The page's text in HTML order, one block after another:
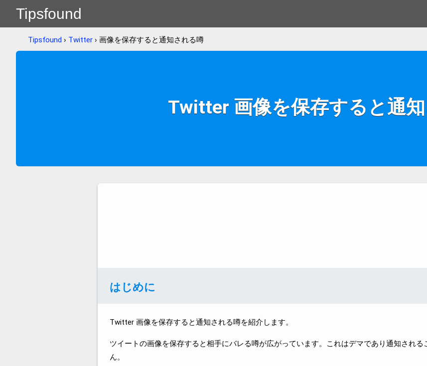
Tipsfound
Tipsfound › Twitter › 画像を保存すると通知される噂
Twitter 画像を保存すると通
はじめに
Twitter 画像を保存すると通知される噂を紹介します。
ツイートの画像を保存すると相手にバレる噂が広がっています。これはデマであり通知される
ん。